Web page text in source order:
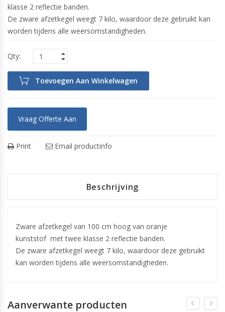
klasse 2 reflectie banden.
De zware afzetkegel weegt 7 kilo, waardoor deze gebruikt kan
worden tijdens alle weersomstandigheden.
Toevoegen Aan Winkelwagen
Vraag Offerte Aan
Print Email productinfo
Beschrijving
Zware afzetkegel van 100 cm hoog van oranje
kunststof met twee klasse 2 reflectie banden.
De zware afzetkegel weegt 7 kilo, waardoor deze gebruikt
kan worden tijdens alle weersomstandigheden.
Aanverwante producten